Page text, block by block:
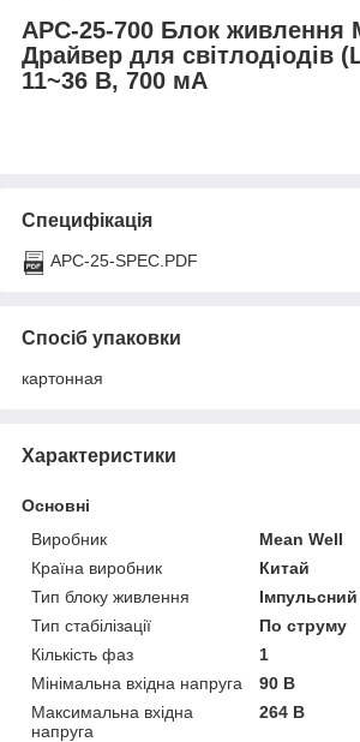
APC-25-700 Блок живлення
Драйвер для світлодіодів
11~36 В, 700 мА
Специфікація
APC-25-SPEC.PDF
Спосіб упаковки
картонная
Характеристики
Основні
Виробник
Mean Well
Країна виробник
Китай
Тип блоку живлення
Імпульсний
Тип стабілізації
По струму
Кількість фаз
1
Мінімальна вхідна напруга
90 В
Максимальна вхідна
напруга
264 В